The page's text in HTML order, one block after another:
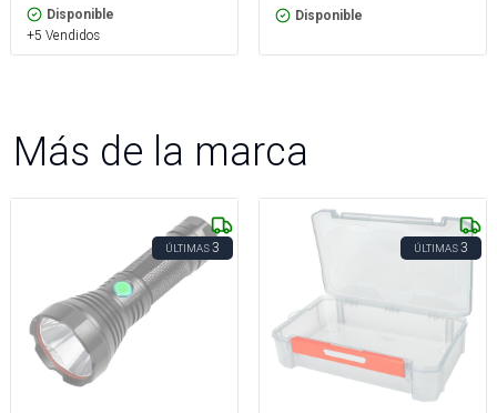
Disponible
+5 Vendidos
Disponible
Más de la marca
ÚLTIMAS3 ÚLTIMAS3